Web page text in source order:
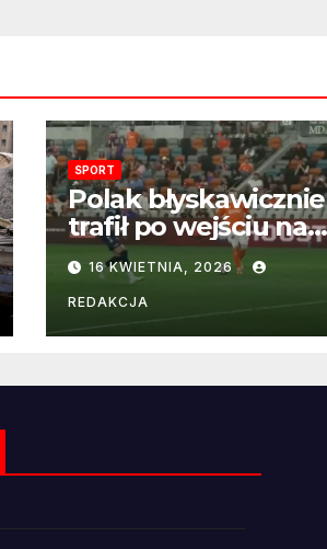
SPORT
Polak błyskawicznie
trafił po wejściu na
boisko – gol już po
22 sekundach!
16 KWIETNIA, 2026
REDAKCJA